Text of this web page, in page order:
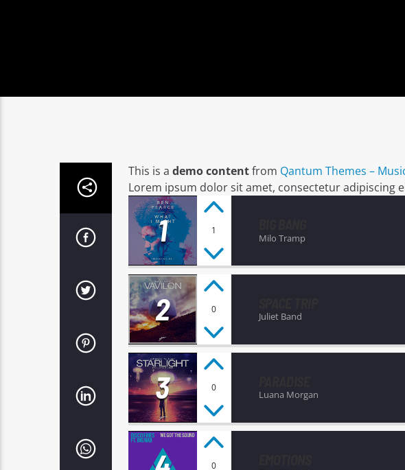
This is a demo contentfrom Qantum Themes –
Lorem ipsum dolor sit amet, consectetur adipiscing
1 1
Milo Tramp
2 0
Juliet Band
3 0
Luana Morgan
0